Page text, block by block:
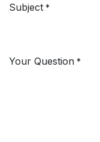
Subject *
Your Question *